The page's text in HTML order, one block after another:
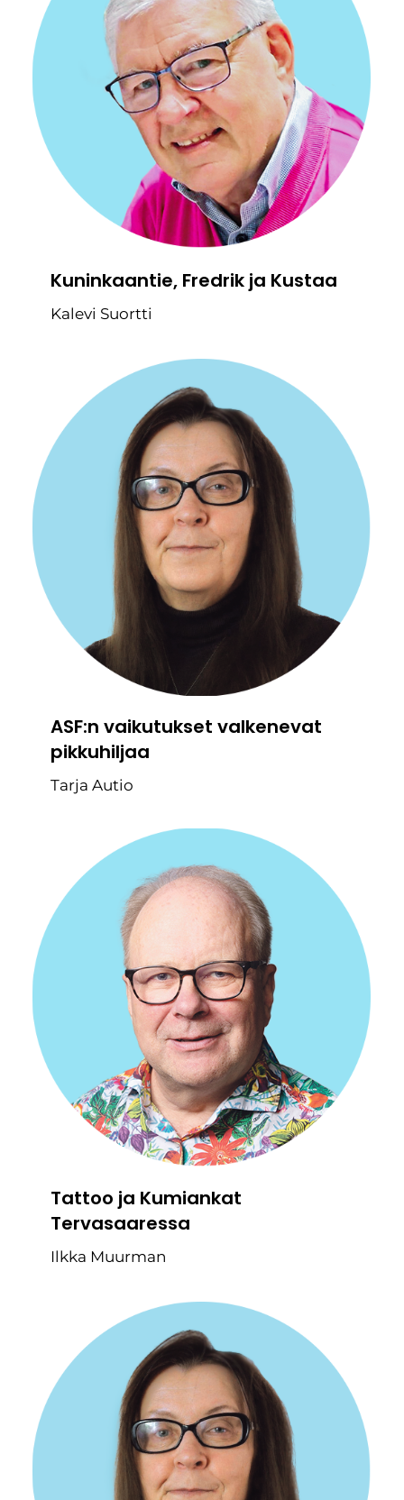
Kuninkaantie, Fredrik ja Kustaa
Kalevi Suortti
ASF:n vaikutukset valkenevat
pikkuhiljaa
Tarja Autio
Tattoo ja Kumiankat
Tervasaaressa
Ilkka Muurman